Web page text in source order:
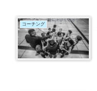
コーチング